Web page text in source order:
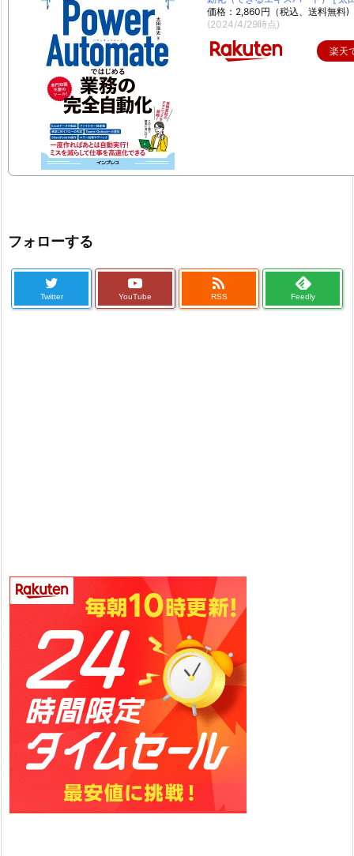
価格：2,860円（税込、送料無料)
(2024/4/29時点)
楽天
フォローする
Twitter YouTube

RSS Feedly